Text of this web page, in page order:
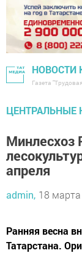
НОВОСТИ
Газета
ЦЕНТРАЛЬНЫЕ
Минлесхоз
апреля
admin, 18
Ранняя весна
Татарстана.